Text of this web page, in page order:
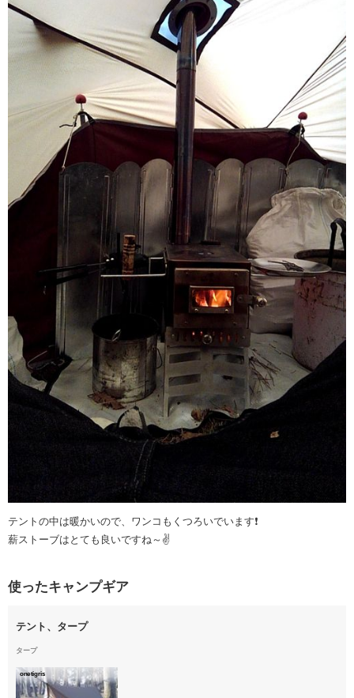
テントの中は暖かいので、ワンコもくつろいでいます❗
薪ストーブはとても良いですね～✌️
使ったキャンプギア
テント、タープ
タープ
onetigris